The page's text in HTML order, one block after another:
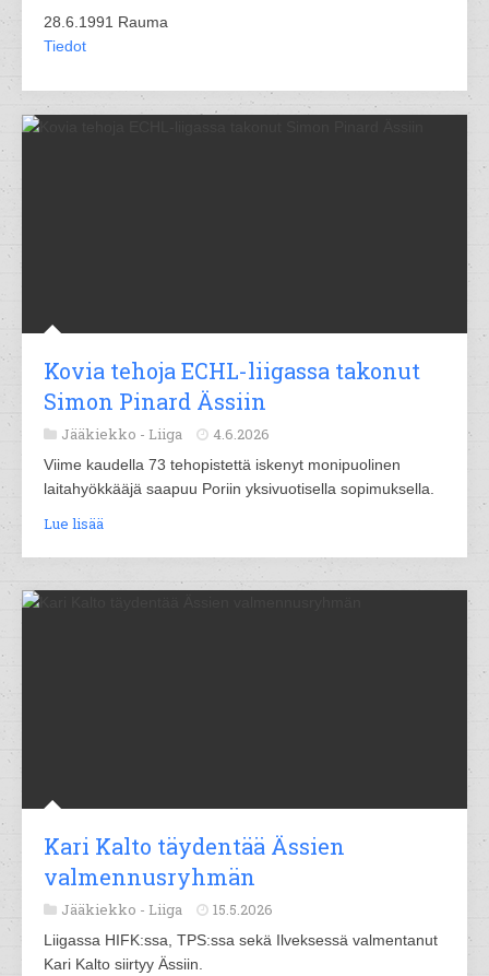
28.6.1991 Rauma
Tiedot
Kovia tehoja ECHL-liigassa takonut
Simon Pinard Ässiin
Jääkiekko - Liiga 4.6.2026
Viime kaudella 73 tehopistettä iskenyt monipuolinen
laitahyökkääjä saapuu Poriin yksivuotisella sopimuksella.
Lue lisää
Kari Kalto täydentää Ässien
valmennusryhmän
Jääkiekko - Liiga 15.5.2026
Liigassa HIFK:ssa, TPS:ssa sekä Ilveksessä valmentanut
Kari Kalto siirtyy Ässiin.